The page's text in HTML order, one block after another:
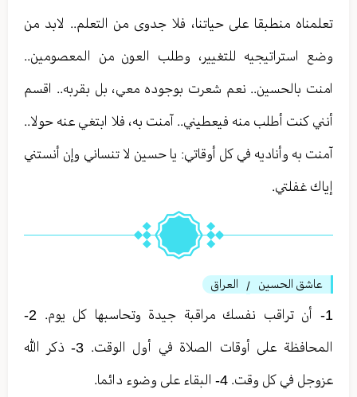
تعلمناه منطبقا على حياتنا، فلا جدوى من التعلم.. لابد من
وضع استراتيجيه للتغيير، وطلب العون من المعصومين..
امنت بالحسين.. نعم شعرت بوجوده معي، بل بقربه.. اقسم
أنني كنت أطلب منه فيعطيني.. آمنت به، فلا ابتغي عنه حولا..
آمنت به وأناديه في كل أوقاتي: يا حسين لا تنساني وإن أنستني
إياك غفلتي.
عاشق الحسين / العراق
1- أن تراقب نفسك مراقبة جيدة وتحاسبها كل يوم. 2-
المحافظة على أوقات الصلاة في أول الوقت. 3- ذكر الله
عزوجل في كل وقت. 4- البقاء على وضوء دائما.